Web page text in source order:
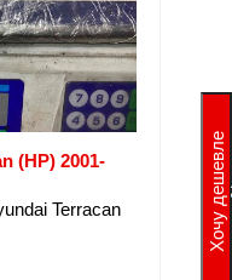
Хочу дешевле
(HP) 2001-
Terracan